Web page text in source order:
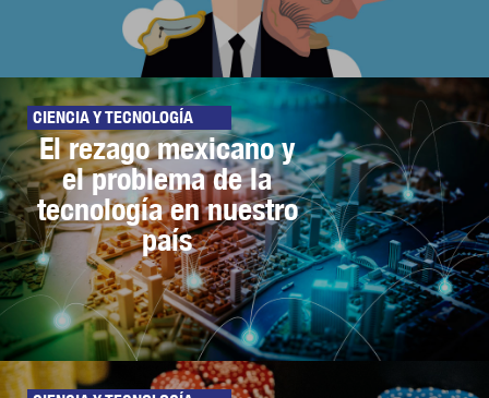
CIENCIA Y TECNOLOGÍA
El rezago mexicano y
el problema de la
tecnología en nuestro
país